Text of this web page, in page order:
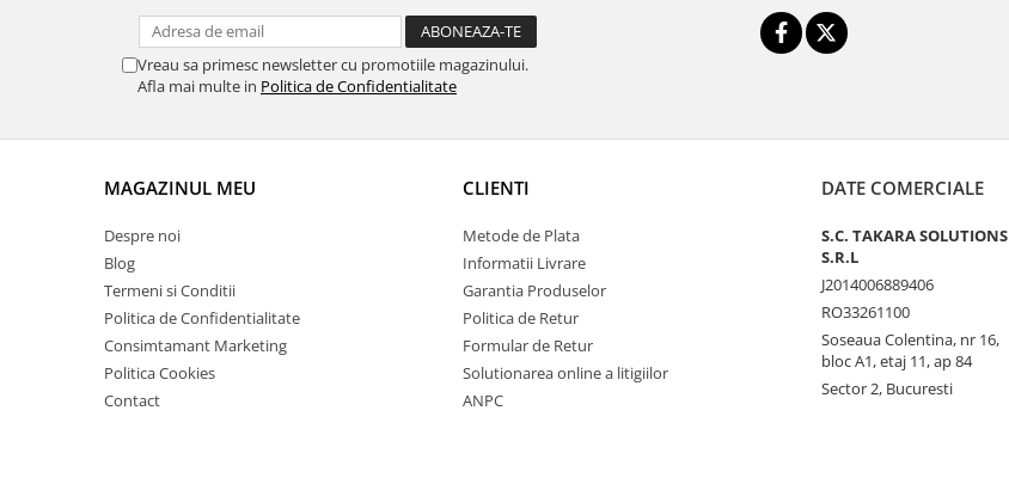
Vreau sa primesc newsletter cu promotiile magazinului.
Afla mai multe in Politica de Confidentialitate
MAGAZINUL MEU
Despre noi
Blog
Termeni si Conditii
Politica de Confidentialitate
Consimtamant Marketing
Politica Cookies
Contact
CLIENTI
Metode de Plata
Informatii Livrare
Garantia Produselor
Politica de Retur
Formular de Retur
Solutionarea online a litigiilor
ANPC
DATE COMERCIALE
S.C. TAKARA SOLUTIONS
S.R.L
J2014006889406
RO33261100
Soseaua Colentina, nr 16,
bloc A1, etaj 11, ap 84
Sector 2, Bucuresti